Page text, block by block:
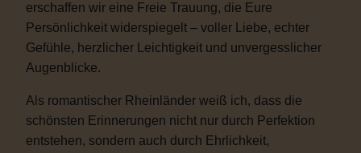
erschaffen wir eine Freie Trauung, die Eure
Persönlichkeit widerspiegelt – voller Liebe, echter
Gefühle, herzlicher Leichtigkeit und unvergesslicher
Augenblicke.
Als romantischer Rheinländer weiß ich, dass die
schönsten Erinnerungen nicht nur durch Perfektion
entstehen, sondern auch durch Ehrlichkeit,